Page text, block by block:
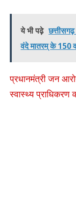
ये भी पढ़े
वंदे मातरम् के 150
प्रधानमंत्री जन
स्वास्थ्य प्राधिकरण